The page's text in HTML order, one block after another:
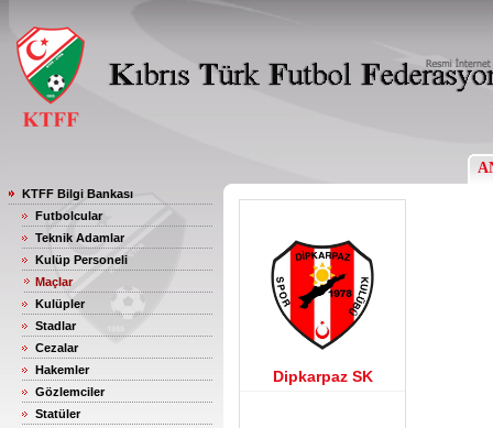
KTFF Bilgi Bankası
Futbolcular
Teknik Adamlar
Kulüp Personeli
Maçlar
Kulüpler
Stadlar
Cezalar
Hakemler
Gözlemciler
Statüler
Dipkarpaz SK